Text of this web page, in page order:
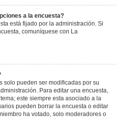
a la encuesta?
está fijado por la administración. Si
comuníquese con La
solo pueden ser modificadas por su
Para editar una encuesta,
este siempre esta asociado a la
pueden borrar la encuesta o editar
ha votado, solo moderadores o